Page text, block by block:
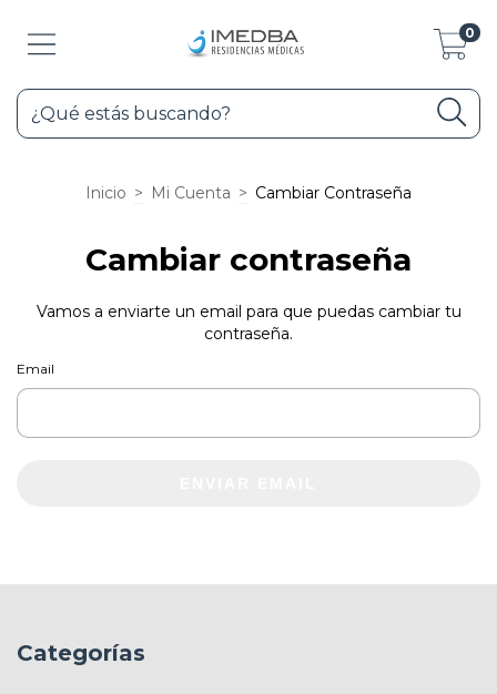
0
Inicio > Mi Cuenta > Cambiar Contraseña
Cambiar contraseña
Vamos a enviarte un email para que puedas cambiar tu
contraseña.
Email
Categorías